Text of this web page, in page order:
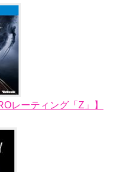
レーティング「Z」】